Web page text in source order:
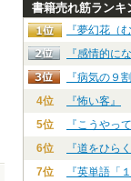
書籍売れ筋ランキ
『夢幻花（
『感情的に
『病気の９
4位
『怖い客』
5位
『こうやっ
6位
『道をひらく
7位
『英単語「